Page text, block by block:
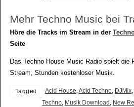
Mehr Techno Music bei
Höre die Tracks im Stream in der
Seite
Das Techno House Music Radio spielt die
Stream, Stunden kostenloser Musik.
Tagged Acid House,Acid Techno, DJMix,
Techno, Musik Download , New